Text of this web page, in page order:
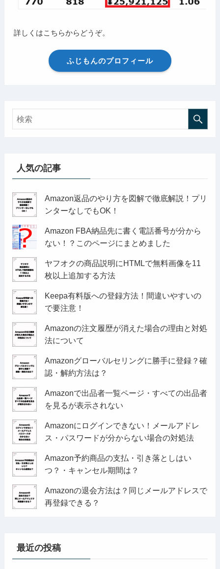
詳しくはこちらからどうぞ。
ふじもんのプロフィール
人気の記事
Amazon返品のやり方を図解で徹底解説！プリ
ンターなしでもOK！
Amazon FBA納品先に書く電話番号が分から
ない！？このページにまとめました
ヤフオクの商品説明にHTMLで無料画像を11
枚以上追加する方法
Keepa有料版への登録方法！間違いやすいの
で要注意！
Amazonの注文履歴が消えた場合の理由と対処
法について
Amazonグローバルセリングに勝手に登録？確
認・解約方法は？
Amazonで出品者一覧ページ・すべての出品者
を見るが表示されない
Amazonにログインできない！メールアドレ
ス・パスワードが分からない場合の対処法
Amazon予約商品の支払・引き落としはい
つ？・キャンセル期間は？
Amazonの退会方法は？同じメールアドレスで
再登録できる？
最近の投稿